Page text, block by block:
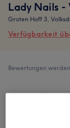
Lady Nails -
Groten Hoff 3,
Verfügbarkeit
Bewertungen
4,8